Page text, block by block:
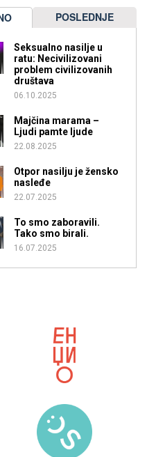
POSLEDNJE
Seksualno nasilje u
ratu: Necivilizovani
problem civilizovanih
društava
06.10.2025
Majčina marama –
Ljudi pamte ljude
22.08.2025
Otpor nasilju je žensko
nasleđe
22.07.2025
To smo zaboravili.
Tako smo birali.
16.07.2025